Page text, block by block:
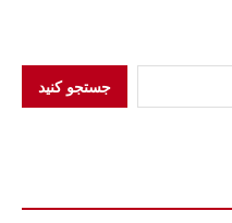
جستجو کنید